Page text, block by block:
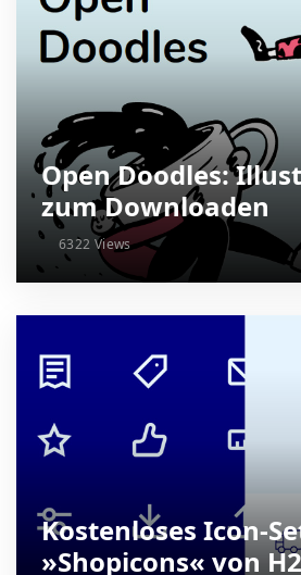
Open Doodles:
zum Downloaden
6322 Views
Kostenloses Icon-
»Shopicons« von